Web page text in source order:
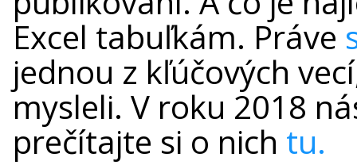
Excel tabuľkám. Práve
jednou z kľúčových
mysleli. V roku 2018
prečítajte si o nich tu.